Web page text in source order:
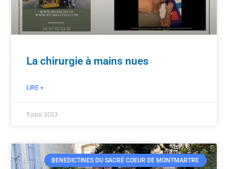
La chirurgie à mains nues
LIRE +
5 juin 2023
BENEDICTINES DU SACRÉ COEUR DE MONTMARTRE